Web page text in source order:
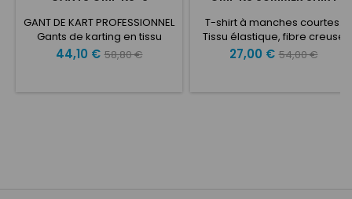
GANT DE KART PROFESSIONNEL
Gants de karting en tissu
strech résistant et
confortable. Paume en cuir
Prix
44,10 € Prix
58,80 €
T-shirt à manches courtes.
Tissu élastique, fibre creuse
hydrophobe hautement
hygiénique. Tissage jacquard
Prix
27,00 € Prix
54,00 €